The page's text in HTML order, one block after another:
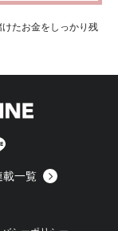
けたお金をしっかり残
載一覧